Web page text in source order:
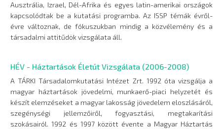
Ausztrália, Izrael, Dél-Afrika és egyes latin-amerikai országok
kapcsolódtak be a kutatási programba. Az ISSP témák évről-
évre változnak, de fókuszukban mindig a közvélemény és a
társadalmi attitűdök vizsgálata áll.
HÉV - Háztartások Életút Vizsgálata (2006-2008)
A TÁRKI Társadalomkutatási Intézet Zrt. 1992 óta vizsgálja a
magyar háztartások jövedelmi, munkaerő-piaci helyzetét és
készít elemzéseket a magyar lakosság jövedelem eloszlásáról,
szegénységi jellemzőiről, fogyasztási, megtakarítási
szokásairól. 1992 és 1997 között évente a Magyar Háztartás